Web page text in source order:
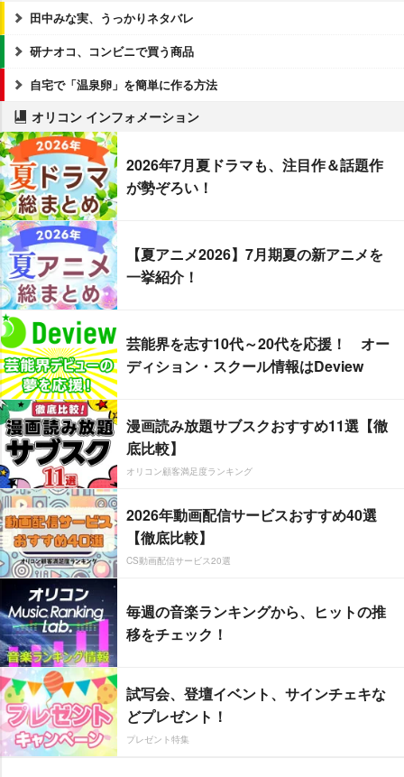
田中みな実、うっかりネタバレ
研ナオコ、コンビニで買う商品
自宅で「温泉卵」を簡単に作る方法
オリコン インフォメーション
2026年7月夏ドラマも、注目作＆話題作
が勢ぞろい！
【夏アニメ2026】7月期夏の新アニメを
一挙紹介！
芸能界を志す10代～20代を応援！ オー
ディション・スクール情報はDeview
漫画読み放題サブスクおすすめ11選【徹
底比較】
オリコン顧客満足度ランキング
2026年動画配信サービスおすすめ40選
【徹底比較】
CS動画配信サービス20選
毎週の音楽ランキングから、ヒットの推
移をチェック！
試写会、登壇イベント、サインチェキな
どプレゼント！
プレゼント特集